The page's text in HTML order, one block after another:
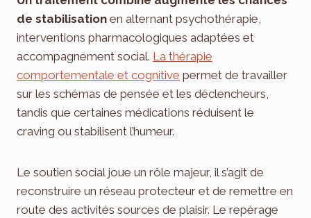
de stabilisation en alternant psychothérapie,
interventions pharmacologiques adaptées et
accompagnement social. La thérapie
comportementale et cognitive permet de travailler
sur les schémas de pensée et les déclencheurs,
tandis que certaines médications réduisent le
craving ou stabilisent l’humeur.
Le soutien social joue un rôle majeur, il s’agit de
reconstruire un réseau protecteur et de remettre en
route des activités sources de plaisir. Le repérage